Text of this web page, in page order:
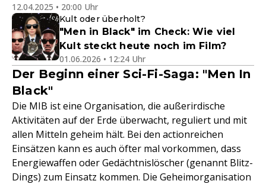
12.04.2025 • 20:00 Uhr
Kult oder überholt?
"Men in Black" im Check: Wie viel
Kult steckt heute noch im Film?
01.06.2026 • 12:24 Uhr
Der Beginn einer Sci-Fi-Saga: "Men In
Black"
Die MIB ist eine Organisation, die außerirdische
Aktivitäten auf der Erde überwacht, reguliert und mit
allen Mitteln geheim hält. Bei den actionreichen
Einsätzen kann es auch öfter mal vorkommen, dass
Energiewaffen oder Gedächtnislöscher (genannt Blitz-
Dings) zum Einsatz kommen. Die Geheimorganisation